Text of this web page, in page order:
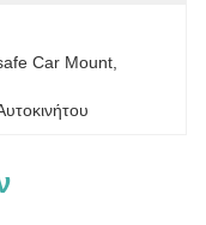
Car Mount